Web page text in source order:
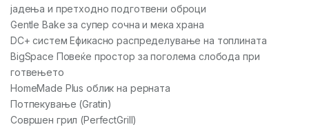
јадења и претходно подготвени оброци
Gentle Bake за супер сочна и мека храна
DC+ систем Ефикасно распределување на топлината
BigSpace Повеќе простор за поголема слобода при
готвењето
HomeMade Plus облик на рерната
Потпекување (Gratin)
Совршен грил (PerfectGrill)